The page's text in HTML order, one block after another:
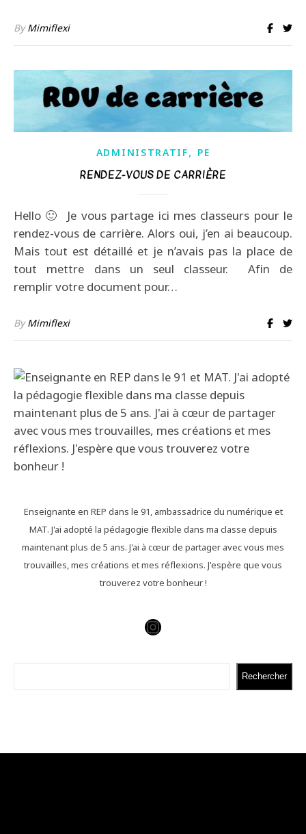
ByMimiflexi
ADMINISTRATIF, PE
RENDEZ-VOUS DE CARRIÈRE
Hello 🙂 Je vous partage ici mes classeurs pour le
rendez-vous de carrière. Alors oui, j’en ai beaucoup.
Mais tout est détaillé et je n’avais pas la place de
tout mettre dans un seul classeur. Afin de
remplir votre document pour…
ByMimiflexi
Enseignante en REP dans le 91, ambassadrice du numérique et
MAT. J'ai adopté la pédagogie flexible dans ma classe depuis
maintenant plus de 5 ans. J'ai à cœur de partager avec vous mes
trouvailles, mes créations et mes réflexions. J'espère que vous
trouverez votre bonheur !
Instagram
Rechercher